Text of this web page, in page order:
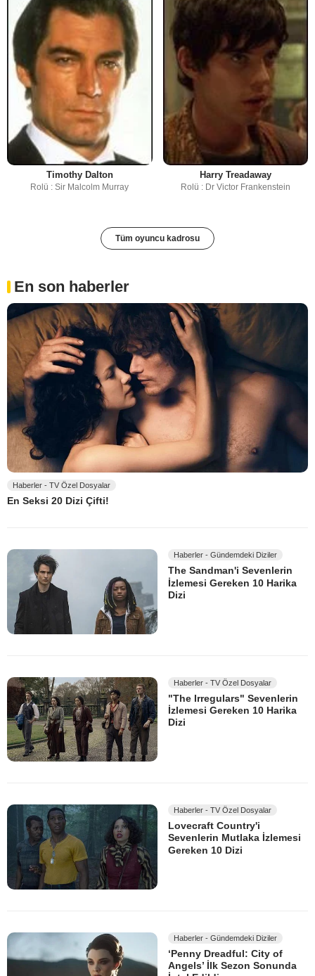
Timothy Dalton
Rolü : Sir Malcolm Murray
Harry Treadaway
Rolü : Dr Victor Frankenstein
Tüm oyuncu kadrosu
En son haberler
Haberler - TV Özel Dosyalar
En Seksi 20 Dizi Çifti!
Haberler - Gündemdeki Diziler
The Sandman'i Sevenlerin
İzlemesi Gereken 10 Harika
Dizi
Haberler - TV Özel Dosyalar
"The Irregulars" Sevenlerin
İzlemesi Gereken 10 Harika
Dizi
Haberler - TV Özel Dosyalar
Lovecraft Country'i
Sevenlerin Mutlaka İzlemesi
Gereken 10 Dizi
Haberler - Gündemdeki Diziler
‘Penny Dreadful: City of
Angels’ İlk Sezon Sonunda